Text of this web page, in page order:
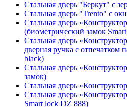
Стальная дверь "Беркут" с
Стальная дверь "Trento" с
Стальная дверь
(биометрический замок
Стальная дверь
дверная ручка с отпечатком
black)
Стальная дверь
замок)
Стальная дверь
Стальная дверь
Smart lock DZ 888)